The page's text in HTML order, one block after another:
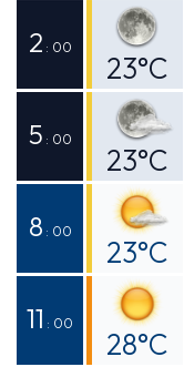
2 : 00
23°C
Odczuwalna
22°C
5 : 00
23°C
Odczuwalna
23°C
8 : 00
23°C
Odczuwalna
22°C
11 : 00
28°C